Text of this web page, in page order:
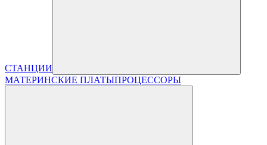
СТАНЦИИ
МАТЕРИНСКИЕ ПЛАТЫПРОЦЕССОРЫ